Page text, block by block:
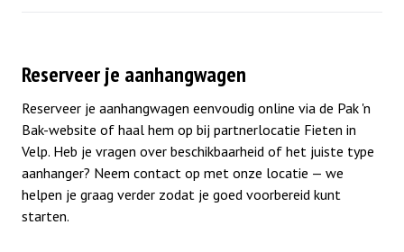
Reserveer je aanhangwagen
Reserveer je aanhangwagen eenvoudig online via de Pak 'n
Bak-website of haal hem op bij partnerlocatie Fieten in
Velp. Heb je vragen over beschikbaarheid of het juiste type
aanhanger? Neem contact op met onze locatie — we
helpen je graag verder zodat je goed voorbereid kunt
starten.